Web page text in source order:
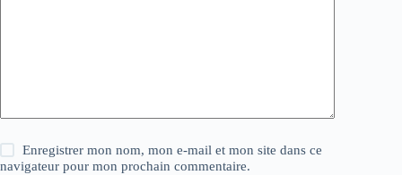
Enregistrer mon nom, mon e-mail et mon site dans ce
navigateur pour mon prochain commentaire.